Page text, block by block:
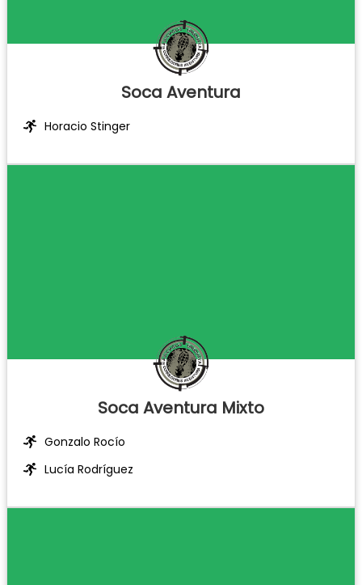
Soca Aventura
Horacio Stinger
Soca Aventura Mixto
Gonzalo Rocío
Lucía Rodríguez